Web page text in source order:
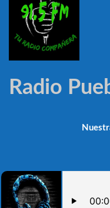
Radio